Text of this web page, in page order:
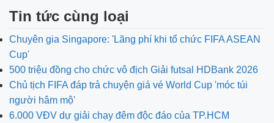
Tin tức cùng loại
Chuyên gia Singapore: 'Lãng phí khi tổ chức FIFA ASEAN
Cup'
500 triệu đồng cho chức vô địch Giải futsal HDBank 2026
Chủ tịch FIFA đáp trả chuyện giá vé World Cup 'móc túi
người hâm mộ'
6.000 VĐV dự giải chạy đêm độc đáo của TP.HCM